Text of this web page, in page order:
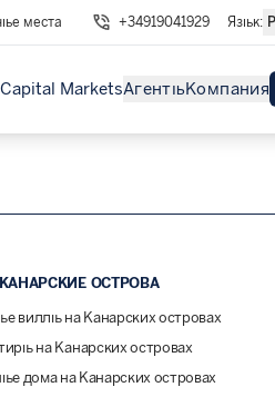
места +34919041929 Язык:
Capital MarketsАгентыКомпания
КАНАРСКИЕ ОСТРОВА
виллы на Канарских островах
на Канарских островах
дома на Канарских островах